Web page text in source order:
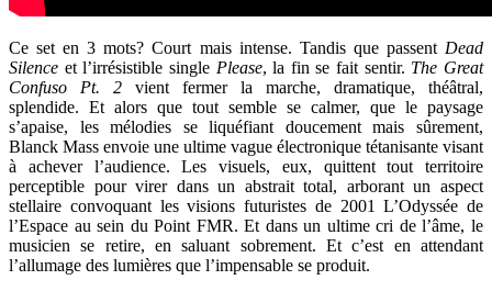
Ce set en 3 mots? Court mais intense. Tandis que passent Dead
Silence et l’irrésistible single Please, la fin se fait sentir. The Great
Confuso Pt. 2 vient fermer la marche, dramatique, théâtral,
splendide. Et alors que tout semble se calmer, que le paysage
s’apaise, les mélodies se liquéfiant doucement mais sûrement,
Blanck Mass envoie une ultime vague électronique tétanisante visant
à achever l’audience. Les visuels, eux, quittent tout territoire
perceptible pour virer dans un abstrait total, arborant un aspect
stellaire convoquant les visions futuristes de 2001 L’Odyssée de
l’Espace au sein du Point FMR. Et dans un ultime cri de l’âme, le
musicien se retire, en saluant sobrement. Et c’est en attendant
l’allumage des lumières que l’impensable se produit.